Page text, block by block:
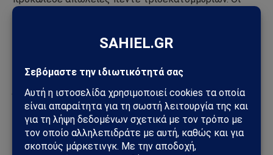
από τις τσέπες των απλών Αμερικανών
φορολογουμένων και δεν τους αποφέρουν τίποτα σε
Όπως και ο Ρούσβελτ, δεν τα κατάφερε.
Σε κάθε περίπτωση, η νέα αντίληψη της στρατιωτικής
στρατηγικής των ΗΠΑ αποτελεί σοβαρή πρόκληση και